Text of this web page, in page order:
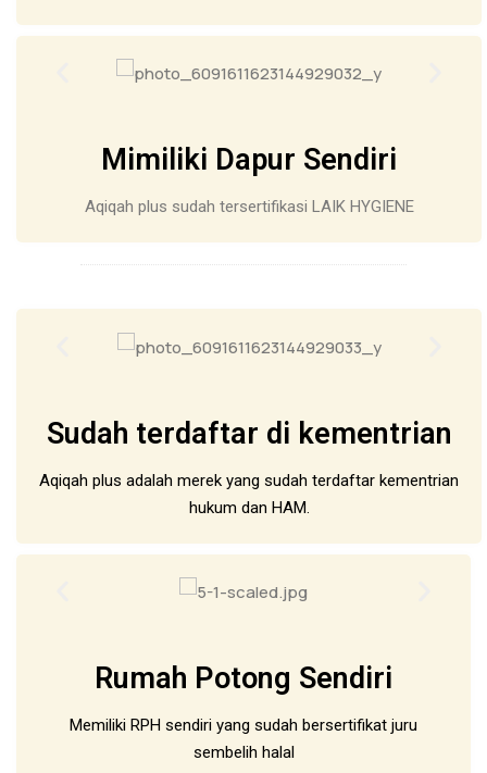
Mimiliki Dapur Sendiri
Aqiqah plus sudah tersertifikasi LAIK HYGIENE
Sudah terdaftar di kementrian
Aqiqah plus adalah merek yang sudah terdaftar kementrian
hukum dan HAM.
Rumah Potong Sendiri
Memiliki RPH sendiri yang sudah bersertifikat juru
sembelih halal